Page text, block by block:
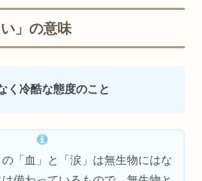
い」の意味
く冷酷な態度のこと
の「血」と「涙」は無生物にはな